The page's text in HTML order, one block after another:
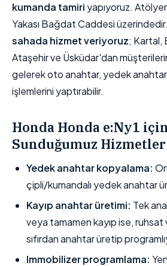
kumanda tamiri yapıyoruz.
Yakası Bağdat Caddesi üzerindedir.
sahada hizmet veriyoruz; Kartal,
Ataşehir ve Üsküdar'dan
gelerek oto anahtar, yedek
işlemlerini yaptırabilir.
Honda Honda e:Ny1
Sunduğumuz Hizmetler
Yedek anahtar kopyalama:
çipli/kumandalı yedek anahtar
Kayıp anahtar üretimi: Tek
veya tamamen kayıp ise, ruhsat
sıfırdan anahtar üretip
Immobilizer programlama: